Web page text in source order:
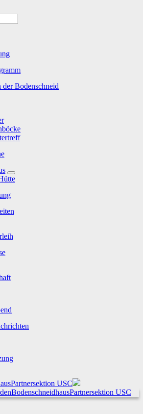
der Bodenschneid
Partnersektion USC
BodenschneidhausPartnersektion USC